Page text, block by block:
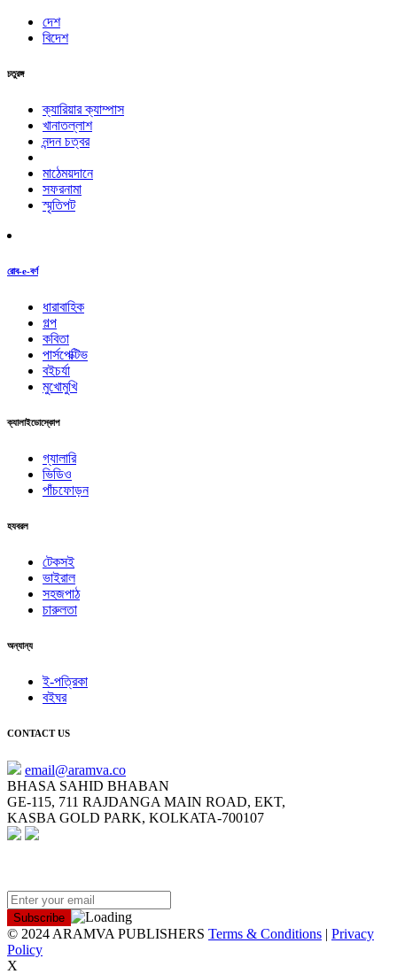
দেশ
বিদেশ
চতুরঙ্গ
ক্যারিয়ার ক্যাম্পাস
খানাতল্লাশ
নন্দন চত্বর
মাঠেময়দানে
সফরনামা
স্মৃতিপট
রোব-e-বর্ণ
ধারাবাহিক
গল্প
কবিতা
পার্সপেক্টিভ
বইচর্যা
মুখোমুখি
ক্যালাইডোস্কোপ
গ্যালারি
ভিডিও
পাঁচফোড়ন
হযবরল
টেকসই
ভাইরাল
সহজপাঠ
চারুলতা
অন্যান্য
ই-পত্রিকা
বইঘর
CONTACT US
email@aramva.co
BHASA SAHID BHABAN
GE-115, 711 RAJDANGA MAIN ROAD, EKT,
KASBA GOLD PARK, KOLKATA-700107
© 2024 ARAMVA PUBLISHERS Terms & Conditions | Privacy
Policy
X